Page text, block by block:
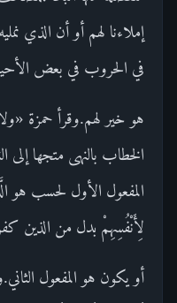
إملاءنا لهم أو أن الذي
في الحروب في بعض
هو خير لهم.وقرأ حمزة
الخطاب بالنهى متجها إلى
المفعول الأول لحسب هو
لِأَنْفُسِهِمْ بدل من الذين
أو يكون هو المفعول